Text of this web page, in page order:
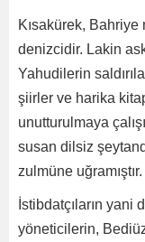
Kısakürek,
denizcidir. Lakin
Yahudilerin
şiirler ve harika
unutturulmaya
susan dilsiz
zulmüne uğramıştır.
İstibdatçıların
yöneticilerin,